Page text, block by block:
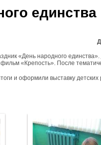
единства
«День народного
«Крепость». После
и оформили выставку детских